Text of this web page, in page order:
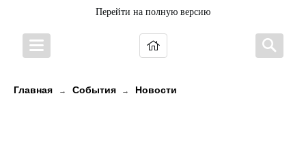
Перейти на полную версию
Главная → События → Новости